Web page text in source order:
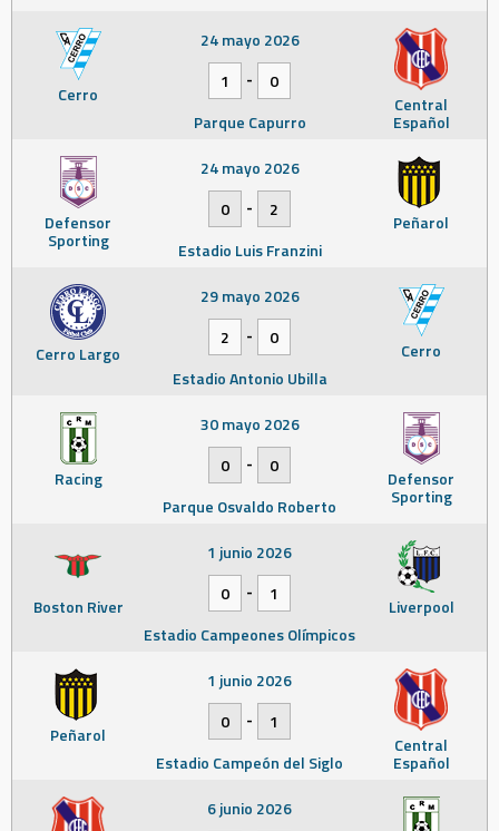
Cerro Central
Español
24 mayo 2026
1
-
0
Parque Capurro
Defensor
Sporting
Peñarol
24 mayo 2026
0
-
2
Estadio Luis Franzini
Cerro Largo Cerro
29 mayo 2026
2
-
0
Estadio Antonio Ubilla
Racing Defensor
Sporting
30 mayo 2026
0
-
0
Parque Osvaldo Roberto
Boston River Liverpool
1 junio 2026
0
-
1
Estadio Campeones Olímpicos
Peñarol Central
Español
1 junio 2026
0
-
1
Estadio Campeón del Siglo
6 junio 2026